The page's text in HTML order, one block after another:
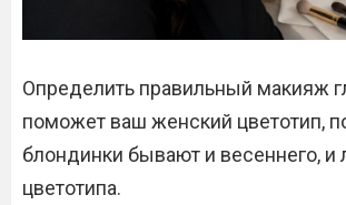
Определить правильный макияж
поможет ваш женский цветотип,
блондинки бывают и весеннего, и
цветотипа.